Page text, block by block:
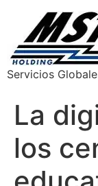
Servicios
La
los